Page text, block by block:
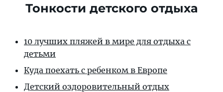
Тонкости детского отдыха
10 лучших пляжей в мире для отдыха с
детьми
Куда поехать с ребенком в Европе
Детский оздоровительный отдых